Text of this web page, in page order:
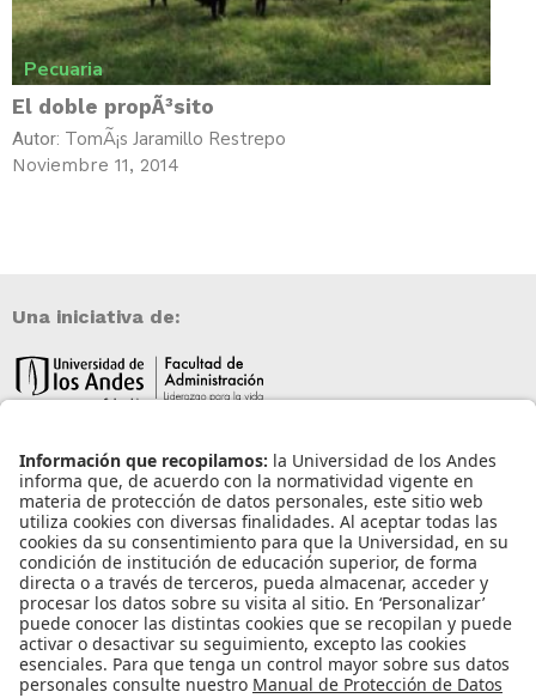
Pecuaria
El doble propÃ³sito
Autor: TomÃ¡s Jaramillo Restrepo
Noviembre 11, 2014
Una iniciativa de:
Información de contacto
info@aneia.edu.co
Bogotá, Colombia
Enlaces de interés
Iniciar sesión
Política de tratamiento de datos personales